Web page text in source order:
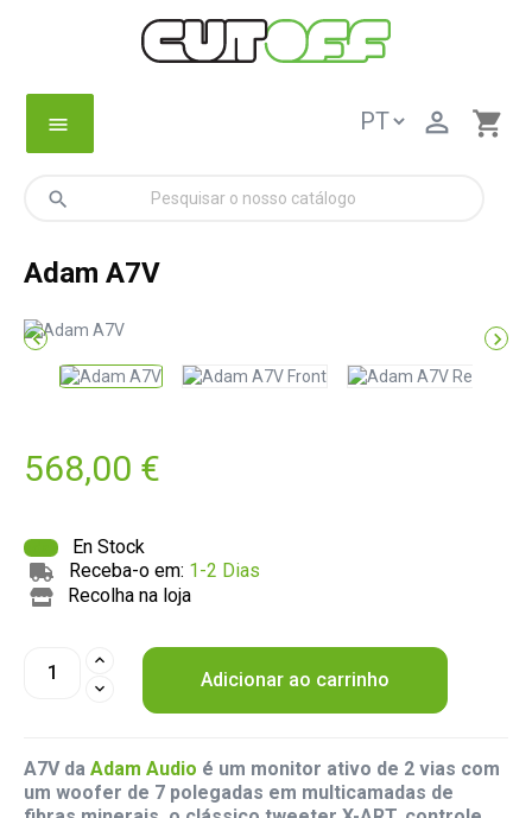
menu shopping_cart

search
Adam A7V
 
568,00 €
En Stock
Receba-o em: 1-2 Dias
Recolha na loja
Adicionar ao carrinho
A7V da Adam Audio é um monitor ativo de 2 vias com
um woofer de 7 polegadas em multicamadas de